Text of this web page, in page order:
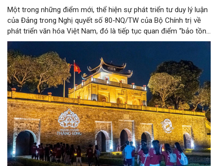
Một trong những điểm mới, thể hiện sự phát triển tư duy lý luận
của Đảng trong Nghị quyết số 80-NQ/TW của Bộ Chính trị về
phát triển văn hóa Việt Nam, đó là tiếp tục quan điểm “bảo tồn
và phát huy giá trị di sản văn hóa gắn kết với phát triển kinh tế -
xã hội và du lịch”; đồng thời, nâng lên một tầm cao mới: “phát
triển kinh tế di sản”.